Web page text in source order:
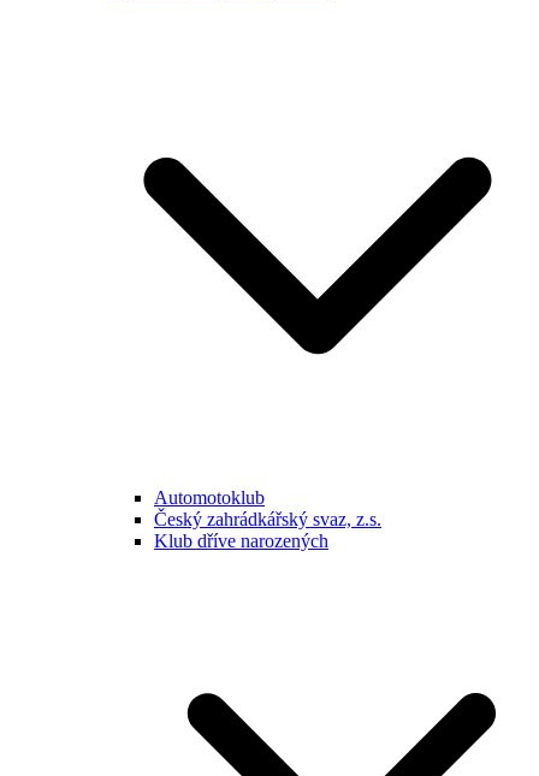
Automotoklub
Český zahrádkářský svaz, z.s.
Klub dříve narozených